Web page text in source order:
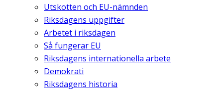
Utskotten och EU-nämnden
Riksdagens uppgifter
Arbetet i riksdagen
Så fungerar EU
Riksdagens internationella arbete
Demokrati
Riksdagens historia